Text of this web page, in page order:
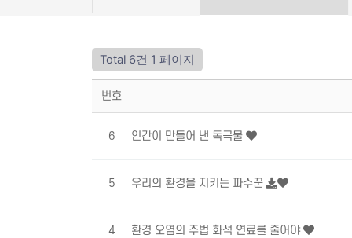
Total 6건 1 페이지
번호
6 인간이 만들어 낸 독극물
5 우리의 환경을 지키는 파수꾼
4 환경 오염의 주법 화석 연료를 줄어야